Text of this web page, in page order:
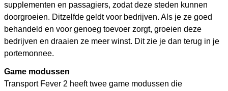
supplementen en passagiers, zodat deze steden kunnen
doorgroeien. Ditzelfde geldt voor bedrijven. Als je ze goed
behandeld en voor genoeg toevoer zorgt, groeien deze
bedrijven en draaien ze meer winst. Dit zie je dan terug in je
portemonnee.
Game modussen
Transport Fever 2 heeft twee game modussen die